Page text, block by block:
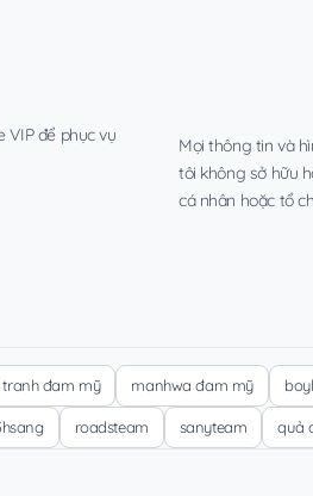
VIP để phục vụ
Mọi thông tin và
tôi không sở hữu
cá nhân hoặc tổ
tranh đam mỹ manhwa đam mỹ
roadsteam sanyteam quả